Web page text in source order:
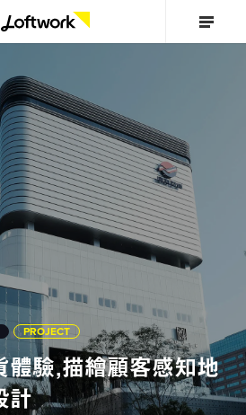
PROJECT
驗，描繪顧客感知地
計